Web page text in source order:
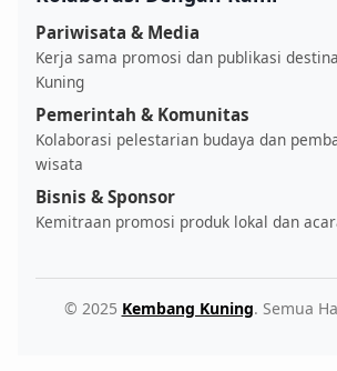
Pariwisata & Media
Kerja sama promosi dan publikasi
Kuning
Pemerintah & Komunitas
Kolaborasi pelestarian budaya dan
wisata
Bisnis & Sponsor
Kemitraan promosi produk lokal dan
© 2025 Kembang Kuning. Semua